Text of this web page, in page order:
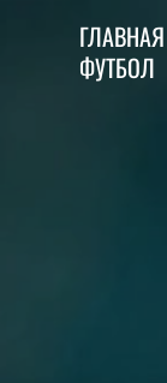
ГЛАВНАЯ
ФУТБОЛ